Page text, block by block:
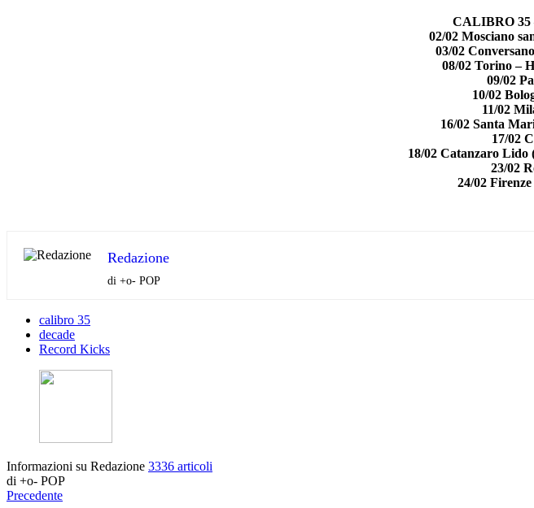
CALIBRO 35
02/02 Mosciano
03/02
08/02 Torino –
09/02
10/02
11/02
16/02 Santa
17/02
18/02 Catanzaro
23/02
24/02
Redazione
di +o- POP
calibro 35
decade
Record Kicks
Informazioni su Redazione 3336 articoli
di +o- POP
Precedente